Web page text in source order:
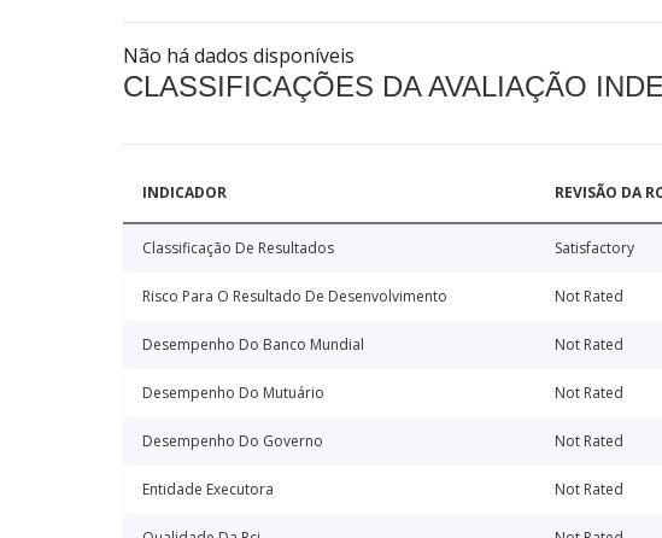
Não há dados disponíveis
CLASSIFICAÇÕES DA AVALIAÇÃO
INDICADOR REVISÃO DA
Classificação De Resultados Satisfactory
Risco Para O Resultado De Desenvolvimento Not Rated
Desempenho Do Banco Mundial Not Rated
Desempenho Do Mutuário Not Rated
Desempenho Do Governo Not Rated
Entidade Executora Not Rated